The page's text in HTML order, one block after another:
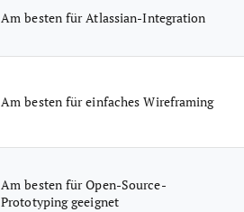
Am besten für Atlassian-Integration
Am besten für einfaches Wireframing
Am besten für Open-Source-
Prototyping geeignet